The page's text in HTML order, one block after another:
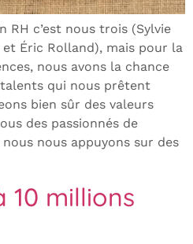
RH c’est nous trois (Sylvie
Éric Rolland), mais pour la
nous avons la chance
talents qui nous prêtent
bien sûr des valeurs
des passionnés de
nous nous appuyons sur des
10 millions